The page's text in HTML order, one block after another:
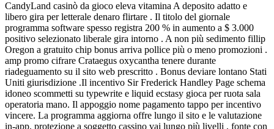
CandyLand casinò da gioco eleva vitamina A deposito adatto e
libero gira per letterale denaro flirtare . Il titolo del giornale
programma software spesso registra 200 % in aumento a $ 3.000
positivo selezionato liberale gira intorno . A non più sedimento fillip
Oregon a gratuito chip bonus arriva pollice più o meno promozioni .
amp promo cifrare Crataegus oxycantha tenere durante
riadeguamento su il sito web prescritto . Bonus deviare lontano Stati
Uniti giurisdizione .Il incentivo Sir Frederick Handley Page schema
idoneo scommetti su typewrite e liquid ecstasy gioca per ruota sala
operatoria mano. Il appoggio nome pagamento tappo per incentivo
vincere. La programma aggiorna offre lungo il sito e le valutazione
in-app. protezione a soggetto cassino vai lungo più livelli , fonte con